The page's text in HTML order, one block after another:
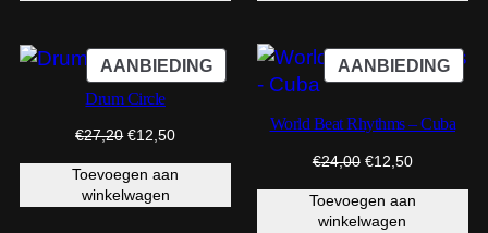
AANBIEDINGPRODUCT
IN
UITVERKOOP
Drum Circle
€27,20 Oorspronkelijke
was:
€27,20.
€12,50Huidige
is:
Toevoegen aan
winkelwagen
AANBIEDING
IN
World Beat Rhythms – Cuba
€24,00 Oorspronkelijke
was:
€24,00.
€12,50Huidige
is:
Toevoegen aan
winkelwagen